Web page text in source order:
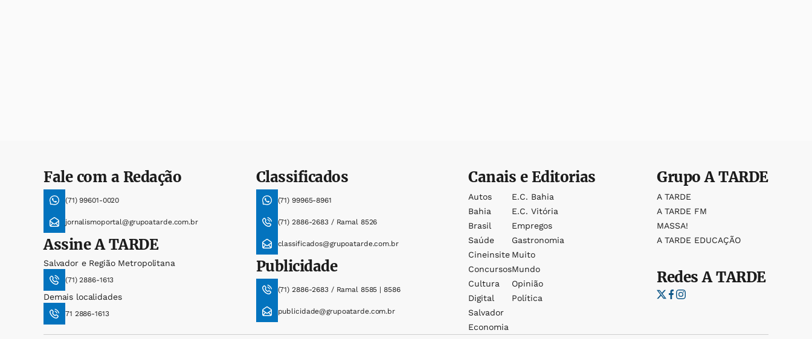
Fale com a Redação
(71) 99601-0020
jornalismoportal@grupoatarde.com.br
AssineA TARDE
Salvador e Região Metropolitana
(71) 2886-1613
Demais localidades
71 2886-1613
Classificados
(71) 99965-8961
(71) 2886-2683 / Ramal 8526
classificados@grupoatarde.com.br
Publicidade
(71) 2886-2683 / Ramal 8585 | 8586
publicidade@grupoatarde.com.br
Canais e Editorias
Autos
Bahia
Brasil
Saúde
Cineinsite
Concursos
Cultura
Digital
Salvador
Economia
E.c. Bahia
E.c. Vitória
Empregos
Gastronomia
Muito
Mundo
Opinião
Política
GrupoA TARDE
A TARDE
A TARDE FM
MASSA!
A TARDE EDUCAÇÃO
RedesA TARDE